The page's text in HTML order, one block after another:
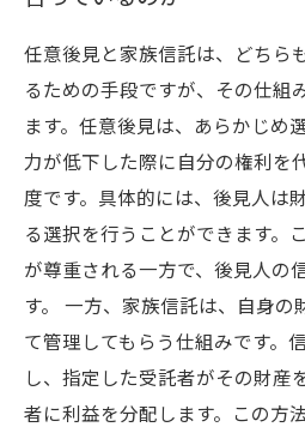
任意後見と家族信託は、どちら
るための手段ですが、その仕組
ます。任意後見は、あらかじめ
力が低下した際に自分の権利を
度です。具体的には、後見人は
る選択を行うことができます。
が尊重される一方で、後見人の
す。 一方、家族信託は、自身の
て管理してもらう仕組みです。
し、指定した受託者がその財産
者に利益を分配します。この方